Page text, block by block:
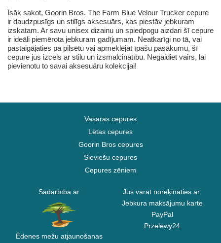
Īsāk sakot, Goorin Bros. The Farm Blue Velour Trucker cepure
ir daudzpusīgs un stilīgs aksesuārs, kas piestāv jebkuram
izskatam. Ar savu unisex dizainu un spiedpogu aizdari šī cepure
ir ideāli piemērota jebkuram gadījumam. Neatkarīgi no tā, vai
pastaigājaties pa pilsētu vai apmeklējat īpašu pasākumu, šī
cepure jūs izcels ar stilu un izsmalcinātību. Negaidiet vairs, lai
pievienotu to savai aksesuāru kolekcijai!
Vasaras cepures
Lētas cepures
Goorin Bros cepures
Sieviešu cepures
Cepures zēniem
Sadarbībā ar
Ēdenes mežu atjaunošanas
Jūs varat norēķināties ar:
Jebkura maksājumu karte
PayPal
Przelewy24